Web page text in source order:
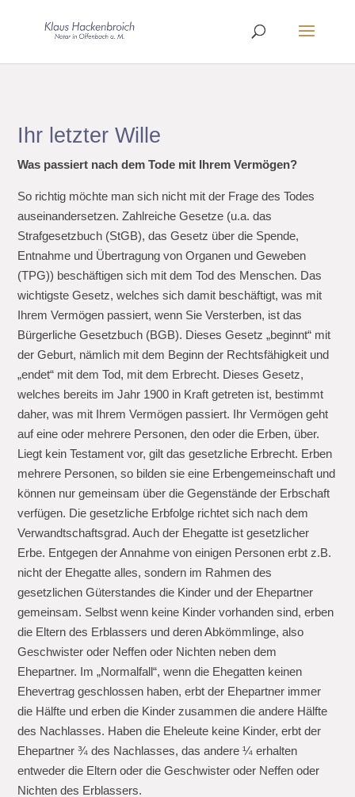
Ihr letzter Wille
Was passiert nach dem Tode mit Ihrem Vermögen?
So richtig möchte man sich nicht mit der Frage des Todes
auseinandersetzen. Zahlreiche Gesetze (u.a. das
Strafgesetzbuch (StGB), das Gesetz über die Spende,
Entnahme und Übertragung von Organen und Geweben
(TPG)) beschäftigen sich mit dem Tod des Menschen. Das
wichtigste Gesetz, welches sich damit beschäftigt, was mit
Ihrem Vermögen passiert, wenn Sie Versterben, ist das
Bürgerliche Gesetzbuch (BGB). Dieses Gesetz „beginnt“ mit
der Geburt, nämlich mit dem Beginn der Rechtsfähigkeit und
„endet“ mit dem Tod, mit dem Erbrecht. Dieses Gesetz,
welches bereits im Jahr 1900 in Kraft getreten ist, bestimmt
daher, was mit Ihrem Vermögen passiert. Ihr Vermögen geht
auf eine oder mehrere Personen, den oder die Erben, über.
Liegt kein Testament vor, gilt das gesetzliche Erbrecht. Erben
mehrere Personen, so bilden sie eine Erbengemeinschaft und
können nur gemeinsam über die Gegenstände der Erbschaft
verfügen. Die gesetzliche Erbfolge richtet sich nach dem
Verwandtschaftsgrad. Auch der Ehegatte ist gesetzlicher
Erbe. Entgegen der Annahme von einigen Personen erbt z.B.
nicht der Ehegatte alles, sondern im Rahmen des
gesetzlichen Güterstandes die Kinder und der Ehepartner
gemeinsam. Selbst wenn keine Kinder vorhanden sind, erben
die Eltern des Erblassers und deren Abkömmlinge, also
Geschwister oder Neffen oder Nichten neben dem
Ehepartner. Im „Normalfall“, wenn die Ehegatten keinen
Ehevertrag geschlossen haben, erbt der Ehepartner immer
die Hälfte und erben die Kinder zusammen die andere Hälfte
des Nachlasses. Haben die Eheleute keine Kinder, erbt der
Ehepartner ¾ des Nachlasses, das andere ¼ erhalten
entweder die Eltern oder die Geschwister oder Neffen oder
Nichten des Erblassers.